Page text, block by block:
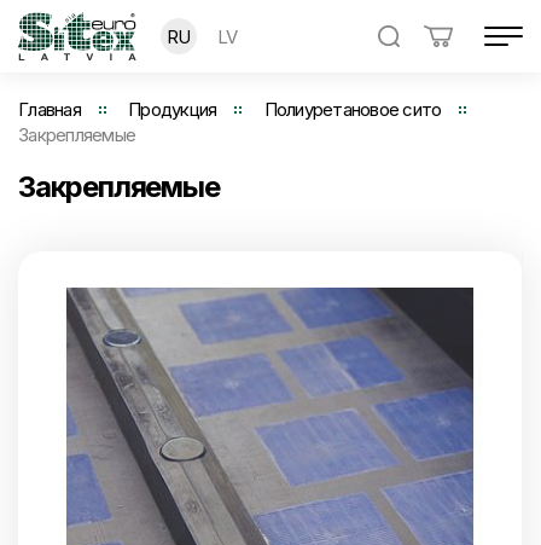
RU LV
Главная Продукция
Полиуретановое сито
Закрепляемые
Закрепляемые